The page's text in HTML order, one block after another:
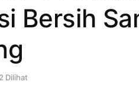
Bersih
Dilihat